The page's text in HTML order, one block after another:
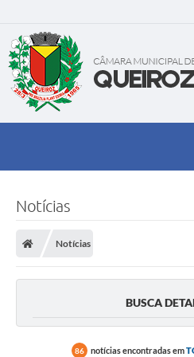
Notícias
Notícias
BUSCA
86 notícias encontradas em